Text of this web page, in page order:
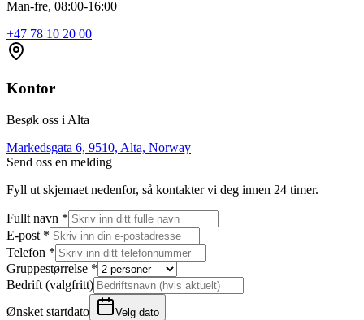
Man-fre, 08:00-16:00
+47 78 10 20 00
Kontor
Besøk oss i Alta
Markedsgata 6, 9510, Alta, Norway
Send oss en melding
Fyll ut skjemaet nedenfor, så kontakter vi deg innen 24 timer.
Fullt navn *
E-post *
Telefon *
Gruppestørrelse *
Bedrift (valgfritt)
Ønsket startdato
Velg dato